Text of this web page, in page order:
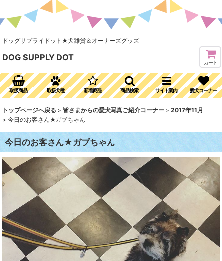
ドッグサプライドット★犬雑貨＆オーナーズグッズ
DOG SUPPLY DOT
カート
取扱商品 取扱犬種 新着商品 商品検索 サイト案内 愛犬コーナー
トップページへ戻る > 皆さまからの愛犬写真ご紹介コーナー > 2017年11月
> 今日のお客さん★ガブちゃん
今日のお客さん★ガブちゃん